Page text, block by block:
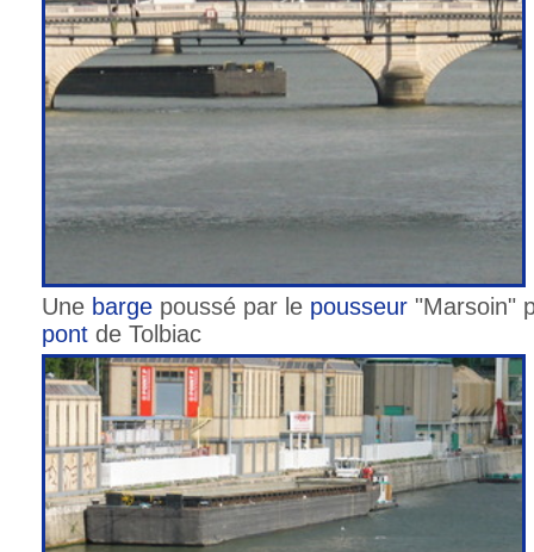
Une barge poussé par le pousseur "Marsoin"
pont de Tolbiac